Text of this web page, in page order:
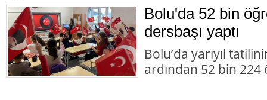
Bolu'da 52 bin
dersbaşı yaptı
Bolu’da yarıyıl
ardından 52 bin 224